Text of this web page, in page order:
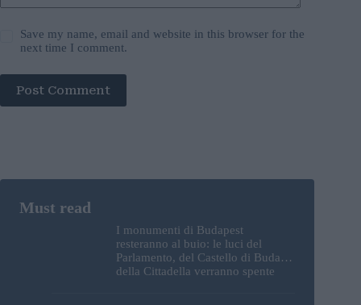
Save my name, email and website in this browser for the
next time I comment.
Post Comment
I monumenti di Budapest
resteranno al buio: le luci del
Parlamento, del Castello di Buda e
della Cittadella verranno spente